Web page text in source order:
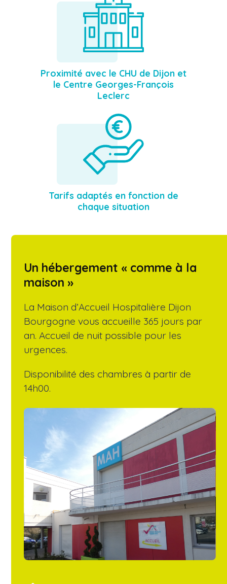
Proximité avec le CHU de Dijon et
le Centre Georges-François
Leclerc
Tarifs adaptés en fonction de
chaque situation
Un hébergement « comme à la
maison »
La Maison d’Accueil Hospitalière Dijon
Bourgogne vous accueille 365 jours par
an. Accueil de nuit possible pour les
urgences.
Disponibilité des chambres à partir de
14h00.